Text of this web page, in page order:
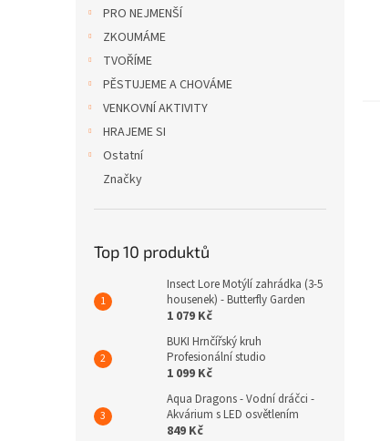
PRO NEJMENŠÍ
ZKOUMÁME
TVOŘÍME
PĚSTUJEME A CHOVÁME
VENKOVNÍ AKTIVITY
HRAJEME SI
Ostatní
Značky
Top 10 produktů
Insect Lore Motýlí zahrádka (3-5
housenek) - Butterfly Garden
1 079 Kč
BUKI Hrnčířský kruh
Profesionální studio
1 099 Kč
Aqua Dragons - Vodní dráčci -
Akvárium s LED osvětlením
849 Kč